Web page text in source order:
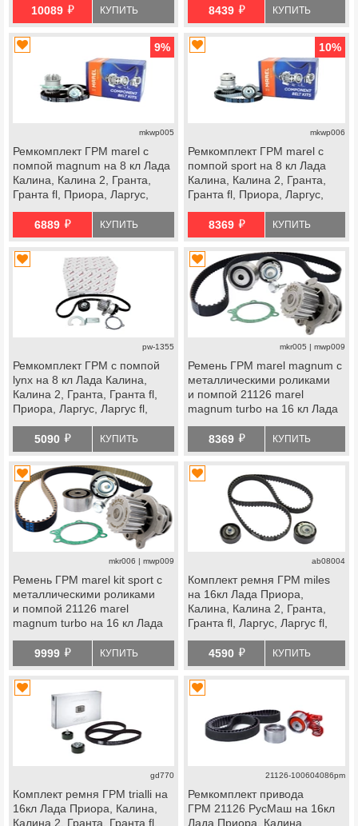
datsun10089 й КУПИТЬ
Рей, datsun
8439 й КУПИТЬ
9%
mkwp005
Ремкомплект ГРМ marel с
помпой magnum на 8 кл Лада
Калина, Калина 2, Гранта,
Гранта fl, Приора, Ларгус,
6889 й КУПИТЬ
10%
mkwp006
Ремкомплект ГРМ marel с
помпой sport на 8 кл Лада
Калина, Калина 2, Гранта,
Гранта fl, Приора, Ларгус,
8369 й КУПИТЬ
pw-1355
Ремкомплект ГРМ с помпой
lynx на 8 кл Лада Калина,
Калина 2, Гранта, Гранта fl,
Приора, Ларгус, Ларгус fl,
5090 й КУПИТЬ
mkr005 | mwp009
Ремень ГРМ marel magnum с
металлическими роликами
и помпой 21126 marel
magnum turbo на 16 кл Лада
Гранта, Гранта fl, Ларгус,
Ларгус fl, Веста, Икс Рей,
datsun
8369 й КУПИТЬ
mkr006 | mwp009
Ремень ГРМ marel kit sport с
металлическими роликами
и помпой 21126 marel
magnum turbo на 16 кл Лада
Гранта, Гранта fl, Ларгус,
Ларгус fl, Веста, Икс Рей,
datsun
9999 й КУПИТЬ
ab08004
Комплект ремня ГРМ miles
на 16кл Лада Приора,
Калина, Калина 2, Гранта,
Гранта fl, Ларгус, Ларгус fl,
4590 й КУПИТЬ
gd770
Комплект ремня ГРМ trialli на
16кл Лада Приора, Калина,
Калина 2, Гранта, Гранта fl,
21126-100604086pm
Ремкомплект привода
ГРМ 21126 РусМаш на 16кл
Лада Приора, Калина,